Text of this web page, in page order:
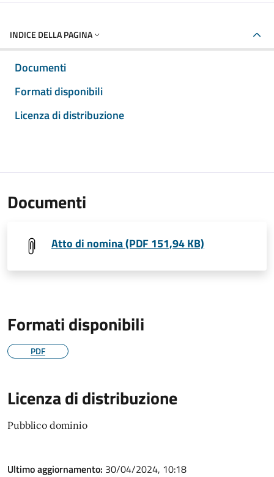
INDICE DELLA PAGINA
Documenti
Formati disponibili
Licenza di distribuzione
Documenti
Atto di nomina (PDF 151,94 KB)
Formati disponibili
PDF
Licenza di distribuzione
Pubblico dominio
Ultimo aggiornamento: 30/04/2024, 10:18